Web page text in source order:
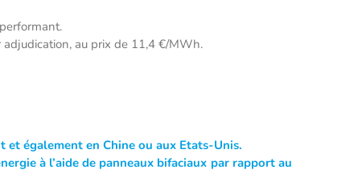
au prix de 11,4 €/MWh.
et également en Chine ou aux Etats-Unis.
à l’aide de panneaux bifaciaux par rapport au